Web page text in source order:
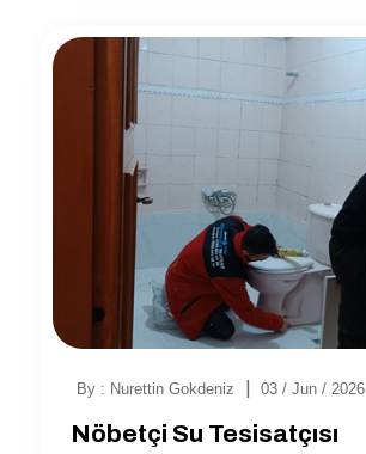
By : Nurettin Gokdeniz 03 / Jun / 2026
Nöbetçi Su Tesisatçısı